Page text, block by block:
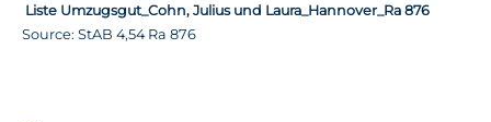
Liste Umzugsgut_Cohn, Julius und Laura_Hannover_Ra 876
Source: StAB 4,54 Ra 876